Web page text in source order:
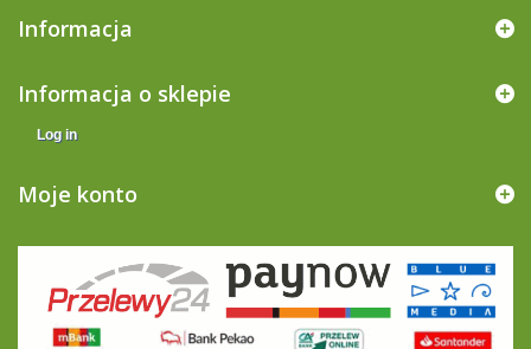
Informacja
Informacja o sklepie
Log in
Moje konto